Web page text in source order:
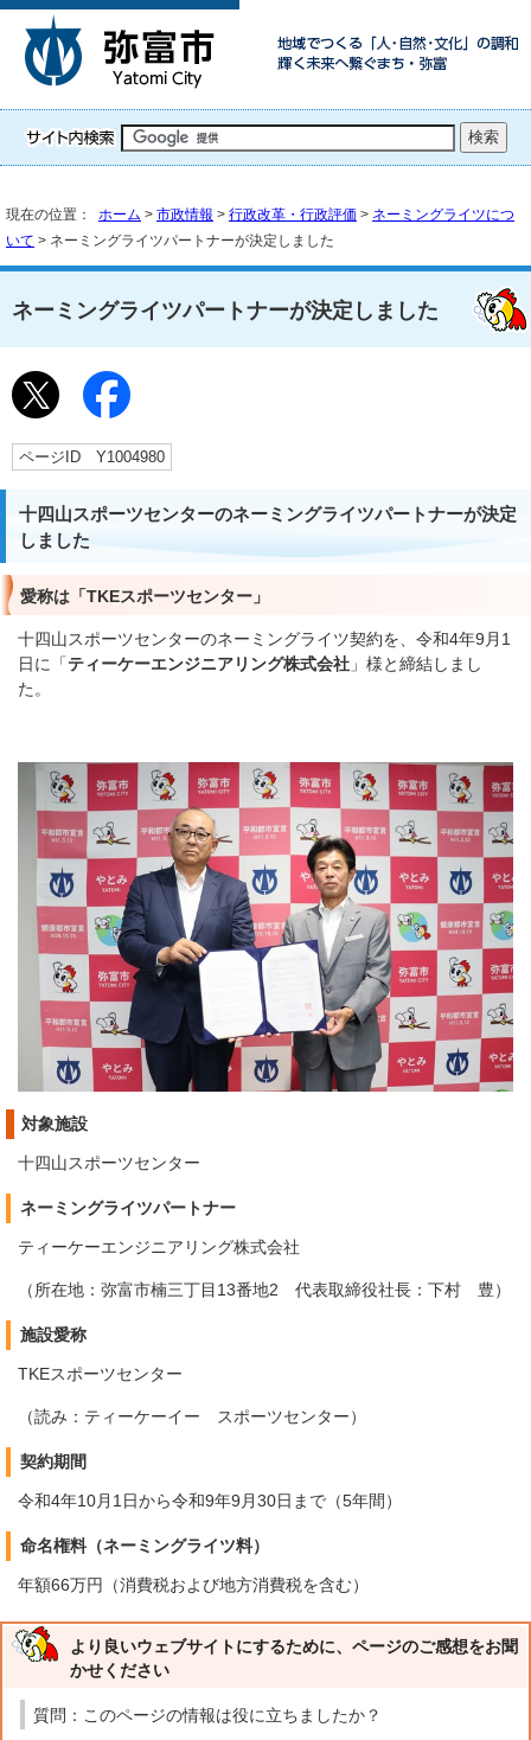
現在の位置： ホーム > 市政情報 > 行政改革・行政評価 > ネーミングライツにつ
いて > ネーミングライツパートナーが決定しました
ネーミングライツパートナーが決定しました
ページID Y1004980
十四山スポーツセンターのネーミングライツパートナーが決定
しました
愛称は「TKEスポーツセンター」
十四山スポーツセンターのネーミングライツ契約を、令和4年9月1
日に「 ティーケーエンジニアリング株式会社 」様と締結しまし
た。
対象施設
十四山スポーツセンター
ネーミングライツパートナー
ティーケーエンジニアリング株式会社
（所在地：弥富市楠三丁目13番地2 代表取締役社長：下村 豊）
施設愛称
TKEスポーツセンター
（読み：ティーケーイー スポーツセンター）
契約期間
令和4年10月1日から令和9年9月30日まで（5年間）
命名権料（ネーミングライツ料）
年額66万円（消費税および地方消費税を含む）
より良いウェブサイトにするために、ページのご感想をお聞
かせください
質問：このページの情報は役に立ちましたか？